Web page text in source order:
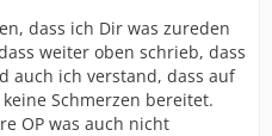
dass ich Dir was zureden
weiter oben schrieb, dass
auch ich verstand, dass auf
Schmerzen bereitet.
OP was auch nicht